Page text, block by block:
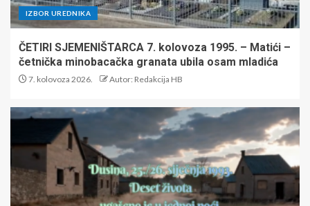
IZBOR UREDNIKA
ČETIRI SJEMENIŠTARCA 7. kolovoza 1995. – Matići –
četnička minobacačka granata ubila osam mladića
7. kolovoza 2026. Autor: Redakcija HB